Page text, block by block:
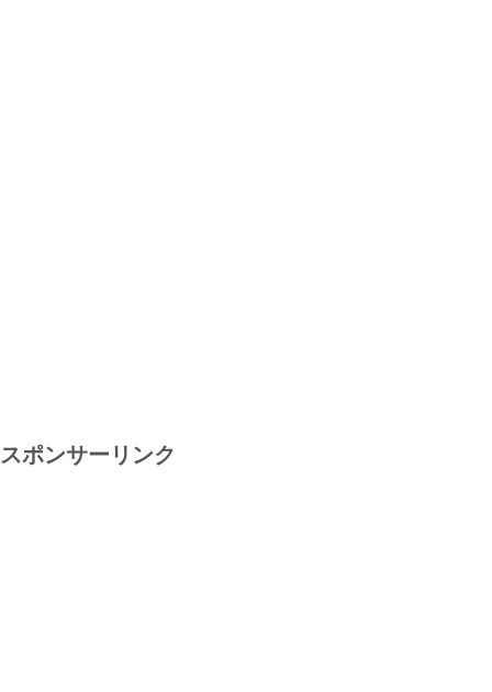
スポンサーリンク